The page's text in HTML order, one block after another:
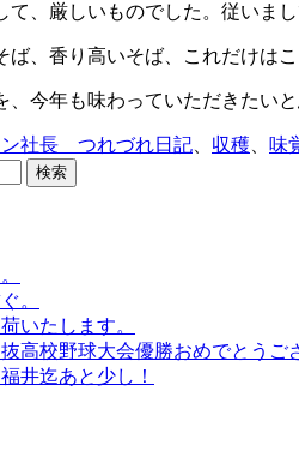
て、厳しいものでした。従いま
ば、香り高いそば、これだけはこ
、今年も味わっていただきたいと
ン社長 つれづれ日記、 収穫、 味
。
いたします。
高校野球大会優勝おめでとうご
井迄あと少し！